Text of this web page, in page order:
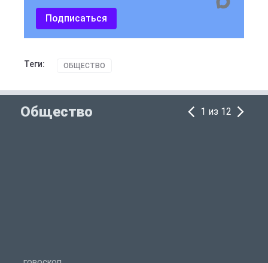
Подписаться
Теги: ОБЩЕСТВО
Общество 1 из 12